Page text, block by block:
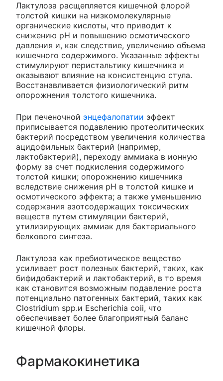
Лактулоза расщепляется кишечной флорой
толстой кишки на низкомолекулярные
органические кислоты, что приводит к
снижению pH и повышению осмотического
давления и, как следствие, увеличению объема
кишечного содержимого. Указанные эффекты
стимулируют перистальтику кишечника и
оказывают влияние на консистенцию стула.
Восстанавливается физиологический ритм
опорожнения толстого кишечника.
При печеночной энцефалопатии эффект
приписывается подавлению протеолитических
бактерий посредством увеличения количества
ацидофильных бактерий (например,
лактобактерий), переходу аммиака в ионную
форму за счет подкисления содержимого
толстой кишки; опорожнению кишечника
вследствие снижения pH в толстой кишке и
осмотического эффекта; а также уменьшению
содержания азотсодержащих токсических
веществ путем стимуляции бактерий,
утилизирующих аммиак для бактериального
белкового синтеза.
Лактулоза как пребиотическое вещество
усиливает рост полезных бактерий, таких, как
бифидобактерий и лактобактерий, в то время
как становится возможным подавление роста
потенциально патогенных бактерий, таких как
Clostridium spp.и Escherichia coii, что
обеспечивает более благоприятный баланс
кишечной флоры.
Фармакокинетика